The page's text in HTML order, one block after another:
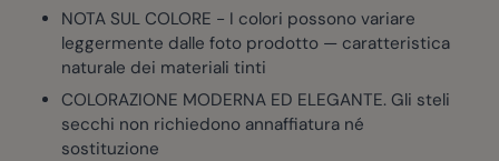
NOTA SUL COLORE - I colori possono variare
leggermente dalle foto prodotto — caratteristica
naturale dei materiali tinti
COLORAZIONE MODERNA ED ELEGANTE. Gli steli
secchi non richiedono annaffiatura né
sostituzione